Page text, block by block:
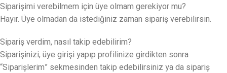
Siparişimi verebilmem için üye olmam gerekiyor mu?
Hayır. Üye olmadan da istediğiniz zaman sipariş verebilirsin.
Sipariş verdim, nasıl takip edebilirim?
Siparişinizi, üye girişi yapıp profilinize girdikten sonra
“Siparişlerim” sekmesinden takip edebilirsiniz ya da sipariş